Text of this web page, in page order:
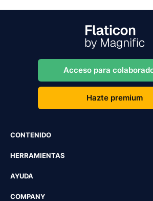
Acceso para
Hazte premium
CONTENIDO
HERRAMIENTAS
AYUDA
COMPANY